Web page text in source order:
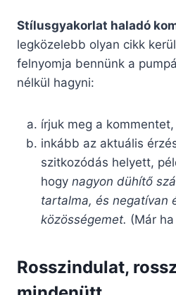
Stílusgyakorlat haladó
legközelebb olyan cikk
felnyomja bennünk a
nélkül hagyni:
írjuk meg a
inkább az aktuális
szitkozódás helyett,
hogy nagyon dühítő
tartalma, és negatívan
közösségemet. (Már
Rosszindulat,